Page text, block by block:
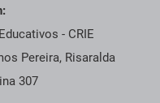
- CRIE
Pereira, Risaralda
307